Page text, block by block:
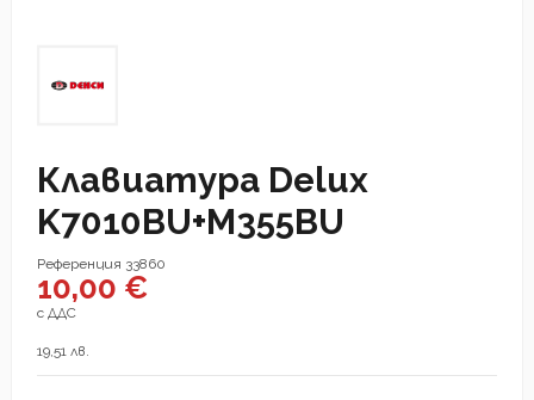
Клавиатура Delux
K7010BU+M355BU
Референция 33860
10,00 €
с ДДС
19,51 лв.